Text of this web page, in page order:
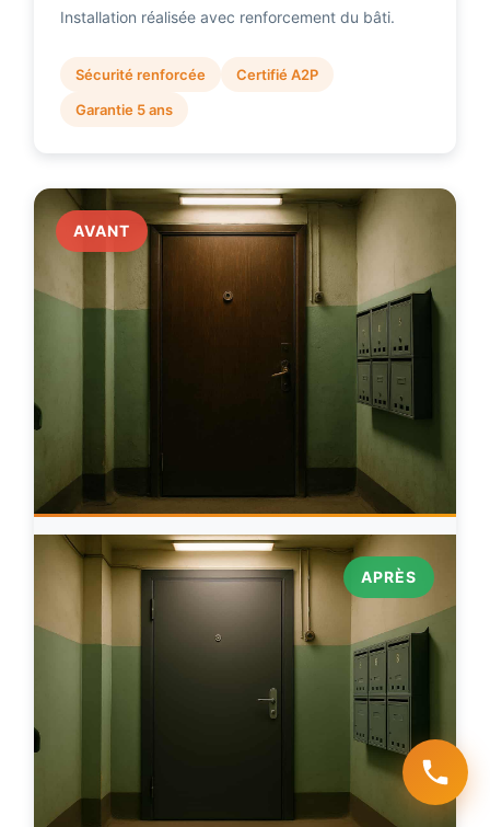
Installation réalisée avec renforcement du bâti.
Sécurité renforcée
Certifié A2P
Garantie 5 ans
AVANT
APRÈS